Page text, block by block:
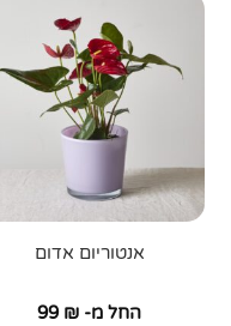
אנטוריום אדום
החל מ- 99 ₪